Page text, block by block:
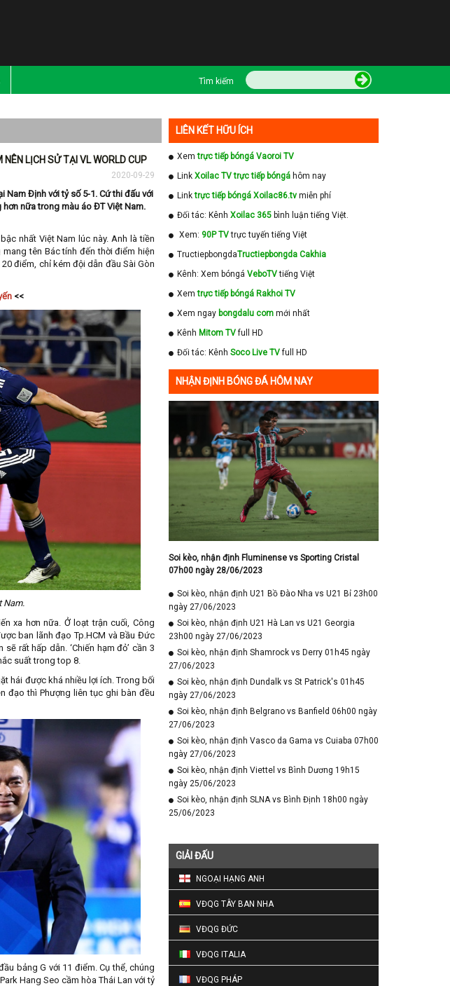
Tìm kiếm
LỊCH SỬ TẠI VL WORLD CUP
2020-09-29
Nam Định với tỷ số 5-1. Cứ thi đấu với
nữa trong màu áo ĐT Việt Nam.
nhất Việt Nam lúc này. Anh là tiền
tên Bác tính đến thời điểm hiện
điểm, chỉ kém đội dẫn đầu Sài Gòn
<<
Nam.
xa hơn nữa. Ở loạt trận cuối, Công
ban lãnh đạo Tp.HCM và Bầu Đức
rất hấp dẫn. ‘Chiến hạm đỏ’ cần 3
suất trong top 8.
hái được khá nhiều lợi ích. Trong bối
đạo thì Phượng liên tục ghi bàn đều
bảng G với 11 điểm. Cụ thể, chúng
Hang Seo cầm hòa Thái Lan với tỷ
LIÊN KẾT HỮU ÍCH
Xemtrực tiếp bóngá Vaoroi TV
Link Xoilac TV trực tiếp bóngá hôm nay
Linktrực tiếp bóngá Xoilac86.tv miễn phí
Đối tác: Kênh Xoilac 365 bình luận tiếng Việt.
Xem: 90P TVtrực tuyến tiếng Việt
TructiepbongdaTructiepbongda Cakhia
Kênh: Xem bóngá VeboTVtiếng Việt
Xemtrực tiếp bóngá Rakhoi TV
Xem ngay bongdalu com mới nhất
Kênh Mitom TVfull HD
Đối tác: Kênh Soco Live TVfull HD
NHẬN ĐỊNH BÓNG ĐÁ HÔM NAY
Soi kèo, nhận định Fluminense vs Sporting Cristal
07h00 ngày 28/06/2023
Soi kèo, nhận định U21 Bồ Đào Nha vs U21 Bỉ 23h00
ngày 27/06/2023
Soi kèo, nhận định U21 Hà Lan vs U21 Georgia
23h00 ngày 27/06/2023
Soi kèo, nhận định Shamrock vs Derry 01h45 ngày
27/06/2023
Soi kèo, nhận định Dundalk vs St Patrick's 01h45
ngày 27/06/2023
Soi kèo, nhận định Belgrano vs Banfield 06h00 ngày
27/06/2023
Soi kèo, nhận định Vasco da Gama vs Cuiaba 07h00
ngày 27/06/2023
Soi kèo, nhận định Viettel vs Bình Dương 19h15
ngày 25/06/2023
Soi kèo, nhận định SLNA vs Bình Định 18h00 ngày
25/06/2023
GIẢI ĐẤU
NGOẠI HẠNG ANH
VĐQG TÂY BAN NHA
VĐQG ĐỨC
VĐQG ITALIA
VĐQG PHÁP